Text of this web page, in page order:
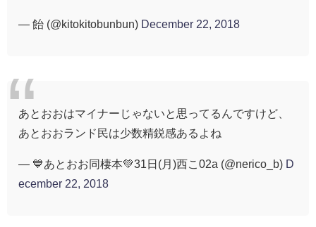
— 飴 (@kitokitobunbun) December 22, 2018
あとおおはマイナーじゃないと思ってるんですけど、
あとおおランド民は少数精鋭感あるよね
— 💙あとおお同棲本💚31日(月)西こ02a (@nerico_b) D
ecember 22, 2018